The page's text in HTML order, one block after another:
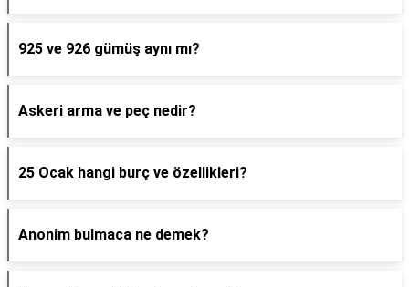
925 ve 926 gümüş aynı mı?
Askeri arma ve peç nedir?
25 Ocak hangi burç ve özellikleri?
Anonim bulmaca ne demek?